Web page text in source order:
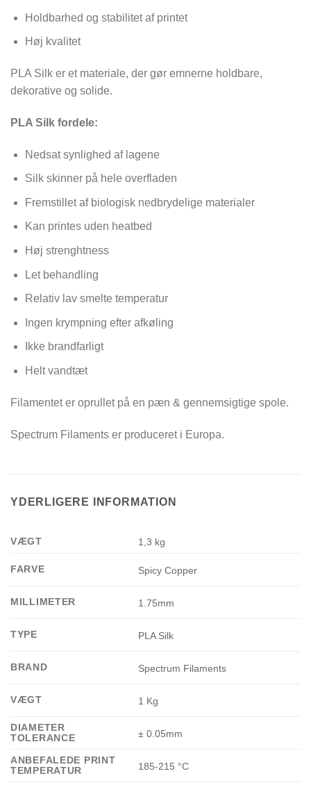
Holdbarhed og stabilitet af printet
Høj kvalitet
PLA Silk er et materiale, der gør emnerne holdbare,
dekorative og solide.
PLA Silk fordele:
Nedsat synlighed af lagene
Silk skinner på hele overfladen
Fremstillet af biologisk nedbrydelige materialer
Kan printes uden heatbed
Høj strenghtness
Let behandling
Relativ lav smelte temperatur
Ingen krympning efter afkøling
Ikke brandfarligt
Helt vandtæt
Filamentet er oprullet på en pæn & gennemsigtige spole.
Spectrum Filaments er produceret i Europa.
YDERLIGERE INFORMATION
VÆGT 1,3 kg
FARVE Spicy Copper
MILLIMETER 1.75mm
TYPE PLA Silk
BRAND Spectrum Filaments
VÆGT 1 Kg
DIAMETER
TOLERANCE
± 0.05mm
ANBEFALEDE PRINT
TEMPERATUR
185-215 °C